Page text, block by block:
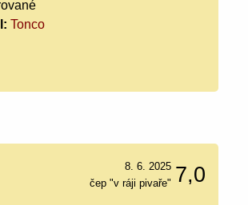
Tonco
7,0
8. 6. 2025
čep "v ráji pivaře"